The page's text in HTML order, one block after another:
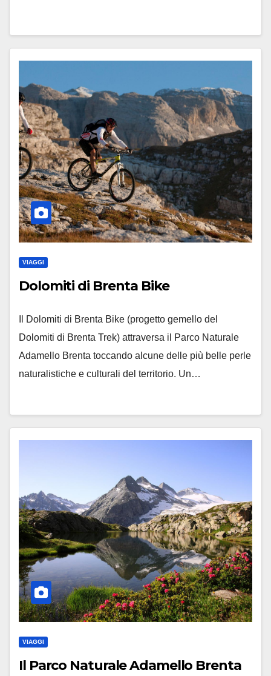
VIAGGI
Dolomiti di Brenta Bike
Il Dolomiti di Brenta Bike (progetto gemello del
Dolomiti di Brenta Trek) attraversa il Parco Naturale
Adamello Brenta toccando alcune delle più belle perle
naturalistiche e culturali del territorio. Un…
VIAGGI
Il Parco Naturale Adamello Brenta